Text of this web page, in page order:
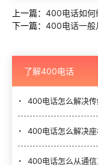
上一篇： 400电话如何
下一篇： 400电话一般
了解400电话
400电话怎么解决传统
400电话怎么解决
400电话怎么从通信